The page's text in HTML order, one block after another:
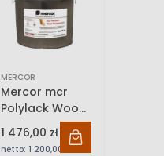
MERCOR
Mercor mcr
Polylack Wood
Transparent
20kg
1 476,00 zł
netto: 1 200,00 zł